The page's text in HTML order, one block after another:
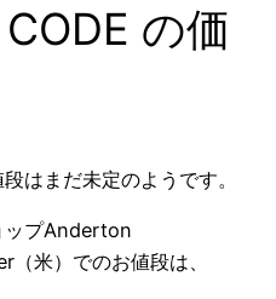
の価
はまだ未定のようです。
ップAnderton
米）でのお値段は、